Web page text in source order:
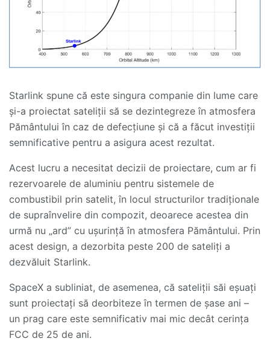
Starlink spune că este singura companie din lume care
și-a proiectat sateliții să se dezintegreze în atmosfera
Pământului în caz de defecțiune și că a făcut investiții
semnificative pentru a asigura acest rezultat.
Acest lucru a necesitat decizii de proiectare, cum ar fi
rezervoarele de aluminiu pentru sistemele de
combustibil prin satelit, în locul structurilor tradiționale
de supraînvelire din compozit, deoarece acestea din
urmă nu „ard” cu ușurință în atmosfera Pământului. Prin
acest design, a dezorbita peste 200 de sateliți a
dezvăluit Starlink.
SpaceX a subliniat, de asemenea, că sateliții săi eșuați
sunt proiectați să deorbiteze în termen de șase ani –
un prag care este semnificativ mai mic decât cerința
FCC de 25 de ani.